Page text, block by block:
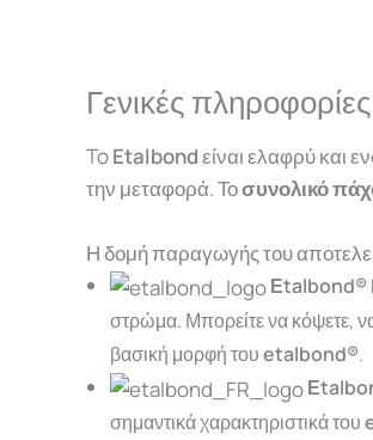
Γενικές
ToEtalbondείναι ελαφρύ και
την μεταφορά. Τοσυνολικό
Η δομή παραγωγής του
Εtalbond®
στρώμα. Μπορείτε να κόψετε,
βασική μορφή τουetalbond®.
σημαντικά χαρακτηριστικά του